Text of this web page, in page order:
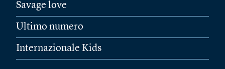
Savage love
Ultimo numero
Internazionale Kids